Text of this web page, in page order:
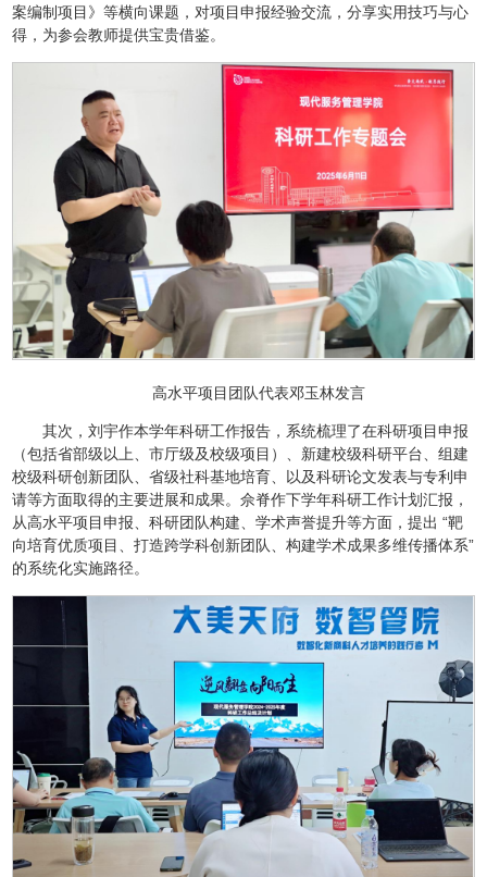
案编制项目》等横向课题，对项目申报经验交流，分享实用技巧与心
得，为参会教师提供宝贵借鉴。
高水平项目团队代表邓玉林发言
其次，刘宇作本学年科研工作报告，系统梳理了在科研项目申报
（包括省部级以上、市厅级及校级项目）、新建校级科研平台、组建
校级科研创新团队、省级社科基地培育、以及科研论文发表与专利申
请等方面取得的主要进展和成果。佘脊作下学年科研工作计划汇报，
从高水平项目申报、科研团队构建、学术声誉提升等方面，提出 “靶
向培育优质项目、打造跨学科创新团队、构建学术成果多维传播体系”
的系统化实施路径。